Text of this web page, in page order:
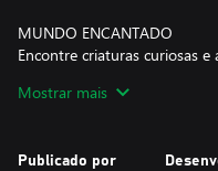
MUNDO ENCANTADO
Encontre criaturas curiosas
dos Cogumelos, resolva
Mostrar mais
Publicado por